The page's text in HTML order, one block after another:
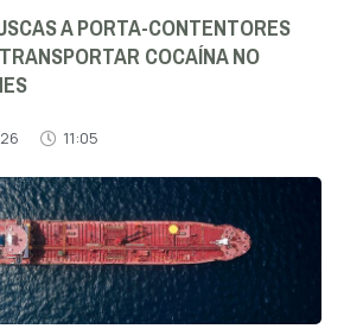
A PORTA-CONTENTORES
COCAÍNA NO
11:05